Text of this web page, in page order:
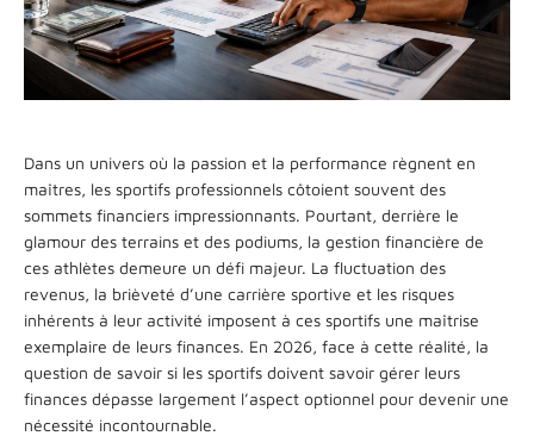
Dans un univers où la passion et la performance règnent en
maîtres, les sportifs professionnels côtoient souvent des
sommets financiers impressionnants. Pourtant, derrière le
glamour des terrains et des podiums, la gestion financière de
ces athlètes demeure un défi majeur. La fluctuation des
revenus, la brièveté d’une carrière sportive et les risques
inhérents à leur activité imposent à ces sportifs une maîtrise
exemplaire de leurs finances. En 2026, face à cette réalité, la
question de savoir si les sportifs doivent savoir gérer leurs
finances dépasse largement l’aspect optionnel pour devenir une
nécessité incontournable.